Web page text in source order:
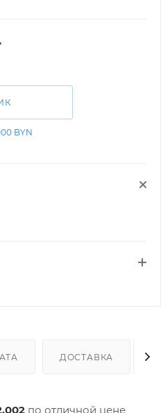
BYN
ДОСТАВКА
по отличной цене